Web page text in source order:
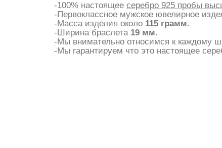
-100% настоящее серебро 925 пробы
-Первоклассное мужское ювелирное
-Масса изделия около 115 грамм.
-Ширина браслета 19 мм.
-Мы внимательно относимся к каждому
-Мы гарантируем что это настоящее